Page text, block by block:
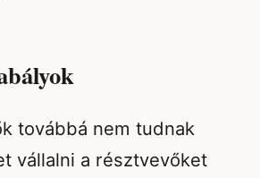
továbbá nem tudnak
vállalni a résztvevőket